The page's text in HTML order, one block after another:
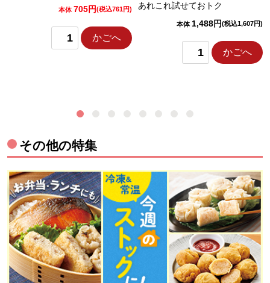
本体 705円(税込761円)
かごへ
あれこれ試せておトク
本体 1,488円(税込1,607円)
かごへ
その他の特集